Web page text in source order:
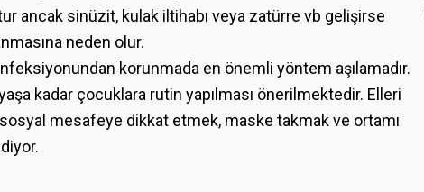
ancak sinüzit, kulak iltihabı veya zatürre vb gelişirse
neden olur.
korunmada en önemli yöntem aşılamadır.
kadar çocuklara rutin yapılması önerilmektedir. Elleri
mesafeye dikkat etmek, maske takmak ve ortamı